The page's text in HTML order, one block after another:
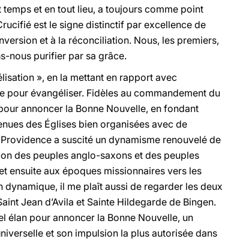
et en tout lieu, a toujours comme point
est le signe distinctif par excellence de
et à la réconciliation. Nous, les premiers,
nous purifier par sa grâce.
», en la mettant en rapport avec
pour évangéliser. Fidèles au commandement du
annoncer la Bonne Nouvelle, en fondant
des Églises bien organisées avec de
a suscité un dynamisme renouvelé de
des peuples anglo-saxons et des peuples
ensuite aux époques missionnaires vers les
dynamique, il me plaît aussi de regarder les deux
Jean d’Avila et Sainte Hildegarde de Bingen.
élan pour annoncer la Bonne Nouvelle, un
et son impulsion la plus autorisée dans